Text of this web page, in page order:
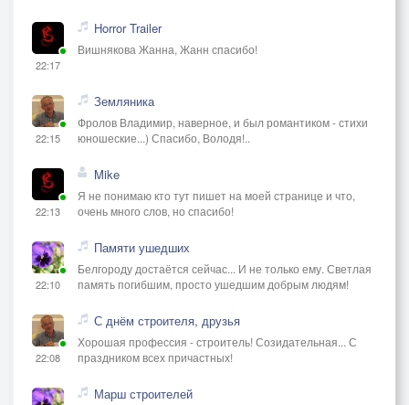
22:17
Horror Trailer
Вишнякова Жанна, Жанн спасибо!
22:15
Земляника
Фролов Владимир, наверное, и был романтиком - стихи
юношеские...) Спасибо, Володя!..
22:13
Mike
Я не понимаю кто тут пишет на моей странице и что,
очень много слов, но спасибо!
22:10
Памяти ушедших
Белгороду достаётся сейчас... И не только ему. Светлая
память погибшим, просто ушедшим добрым людям!
22:08
С днём строителя, друзья
Хорошая профессия - строитель! Созидательная... С
праздником всех причастных!
Марш строителей